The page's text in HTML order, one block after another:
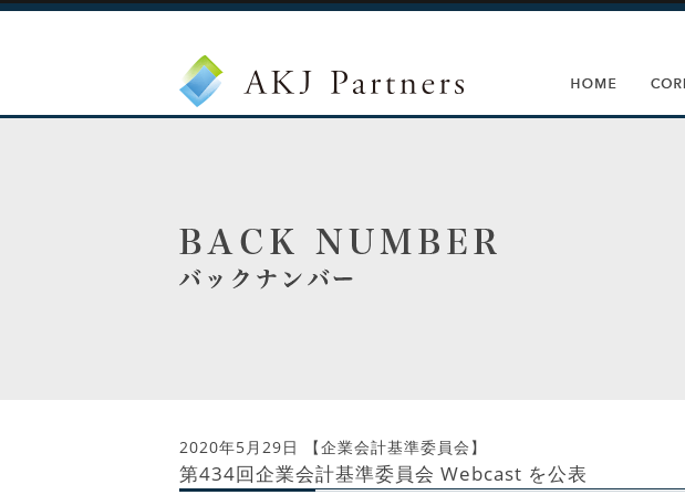
2020年5月29日 【企業会計基準委員会】
第434回企業会計基準委員会 Webcast を公表